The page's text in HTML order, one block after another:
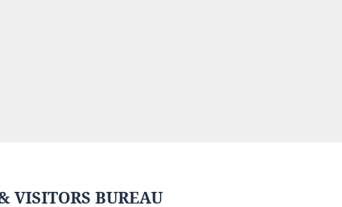
VISITORS BUREAU